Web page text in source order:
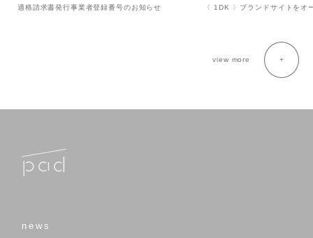
適格請求書発行事業者登録番号のお知らせ 〈 1DK 〉ブランドサイトをオ
view more
news